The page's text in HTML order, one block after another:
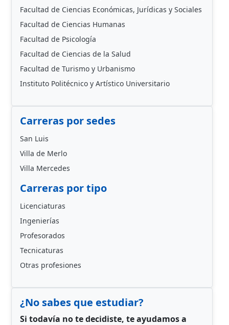
Facultad de Ciencias Económicas, Jurídicas y Sociales
Facultad de Ciencias Humanas
Facultad de Psicología
Facultad de Ciencias de la Salud
Facultad de Turismo y Urbanismo
Instituto Politécnico y Artístico Universitario
Carreras por sedes
San Luis
Villa de Merlo
Villa Mercedes
Carreras por tipo
Licenciaturas
Ingenierías
Profesorados
Tecnicaturas
Otras profesiones
¿No sabes que estudiar?
Si todavía no te decidiste, te ayudamos a